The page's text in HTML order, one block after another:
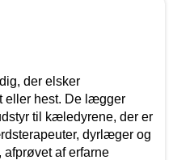
der elsker
eller hest. De lægger
til kæledyrene, der er
dyrlæger og
afprøvet af erfarne